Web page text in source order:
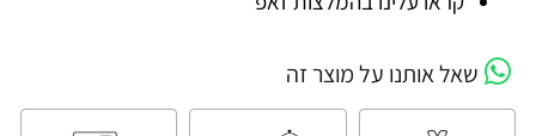
שאל אותנו על מוצר זה